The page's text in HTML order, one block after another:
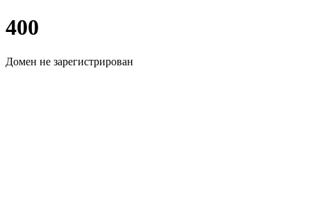
400
Домен не зарегистрирован